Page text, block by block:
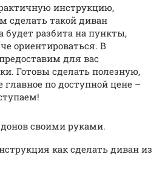
инструкцию,
сделать такой диван
будет разбита на пункты,
ориентироваться. В
для вас
Готовы сделать полезную,
по доступной цене –
своими руками.
как сделать диван из